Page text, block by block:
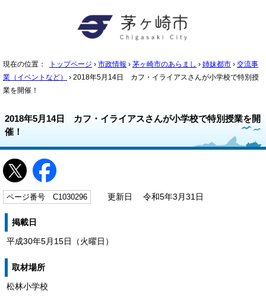
現在の位置： トップページ › 市政情報 › 茅ヶ崎市のあらまし › 姉妹都市 › 交流事
業（イベントなど）
› 2018年5月14日 カフ・イライアスさんが小学校で特別授
業を開催！
2018年5月14日 カフ・イライアスさんが小学校で特別授業を開
催！
ページ番号 C1030296 更新日 令和5年3月31日
掲載日
平成30年5月15日（火曜日）
取材場所
松林小学校